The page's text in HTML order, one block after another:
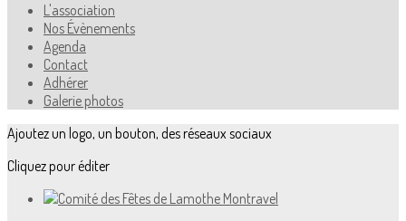
L'association
Nos Évènements
Agenda
Contact
Adhérer
Galerie photos
Ajoutez un logo, un bouton, des réseaux sociaux
Cliquez pour éditer